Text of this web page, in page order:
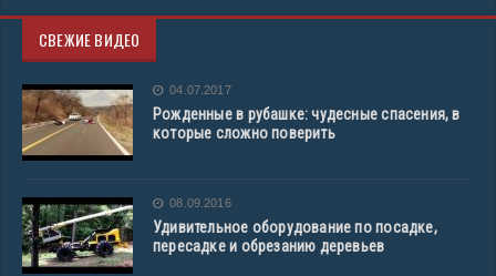
СВЕЖИЕ ВИДЕО
04.07.2017
Рожденные в рубашке: чудесные спасения, в
которые сложно поверить
08.09.2016
Удивительное оборудование по посадке,
пересадке и обрезанию деревьев